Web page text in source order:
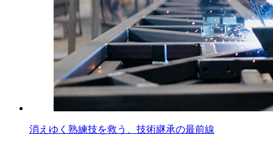
消えゆく熟練技を救う、技術継承の最前線